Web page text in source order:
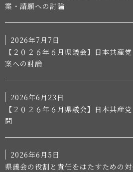
案・請願への討論
2026年7月7日
【２０２６年６月県議会】日本共
案への討論
2026年6月23日
【２０２６年６月県議会】日本共
問
2026年6月5日
県議会の役割と責任をはたすための